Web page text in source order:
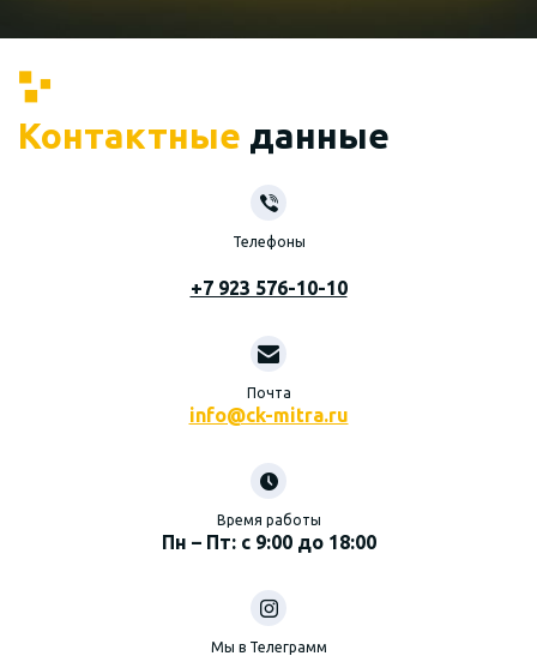
Контактные данные
Телефоны
+7 923 576-10-10
Почта
info@ck-mitra.ru
Время работы
Пн – Пт: с 9:00 до 18:00
Мы в Телеграмм